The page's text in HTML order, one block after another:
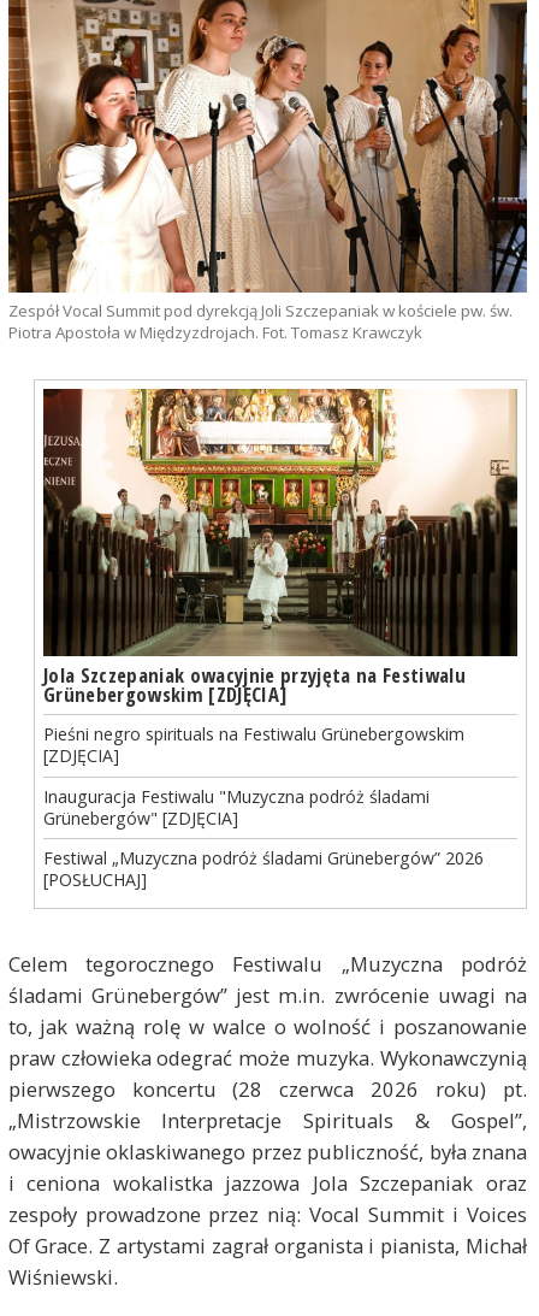
Zespół Vocal Summit pod dyrekcją Joli Szczepaniak w kościele pw. św.
Piotra Apostoła w Międzyzdrojach. Fot. Tomasz Krawczyk
Jola Szczepaniak owacyjnie przyjęta na Festiwalu
Grünebergowskim [ZDJĘCIA]
Pieśni negro spirituals na Festiwalu Grünebergowskim
[ZDJĘCIA]
Inauguracja Festiwalu "Muzyczna podróż śladami
Grünebergów" [ZDJĘCIA]
Festiwal „Muzyczna podróż śladami Grünebergów” 2026
[POSŁUCHAJ]
Celem tegorocznego Festiwalu „Muzyczna podróż
śladami Grünebergów” jest m.in. zwrócenie uwagi na
to, jak ważną rolę w walce o wolność i poszanowanie
praw człowieka odegrać może muzyka. Wykonawczynią
pierwszego koncertu (28 czerwca 2026 roku) pt.
„Mistrzowskie Interpretacje Spirituals & Gospel”,
owacyjnie oklaskiwanego przez publiczność, była znana
i ceniona wokalistka jazzowa Jola Szczepaniak oraz
zespoły prowadzone przez nią: Vocal Summit i Voices
Of Grace. Z artystami zagrał organista i pianista, Michał
Wiśniewski.